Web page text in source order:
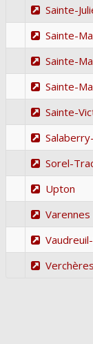
Sainte-
Sainte-
Sainte-
Sainte-
Sainte-
Sorel-
Upton
Varennes
Verchères